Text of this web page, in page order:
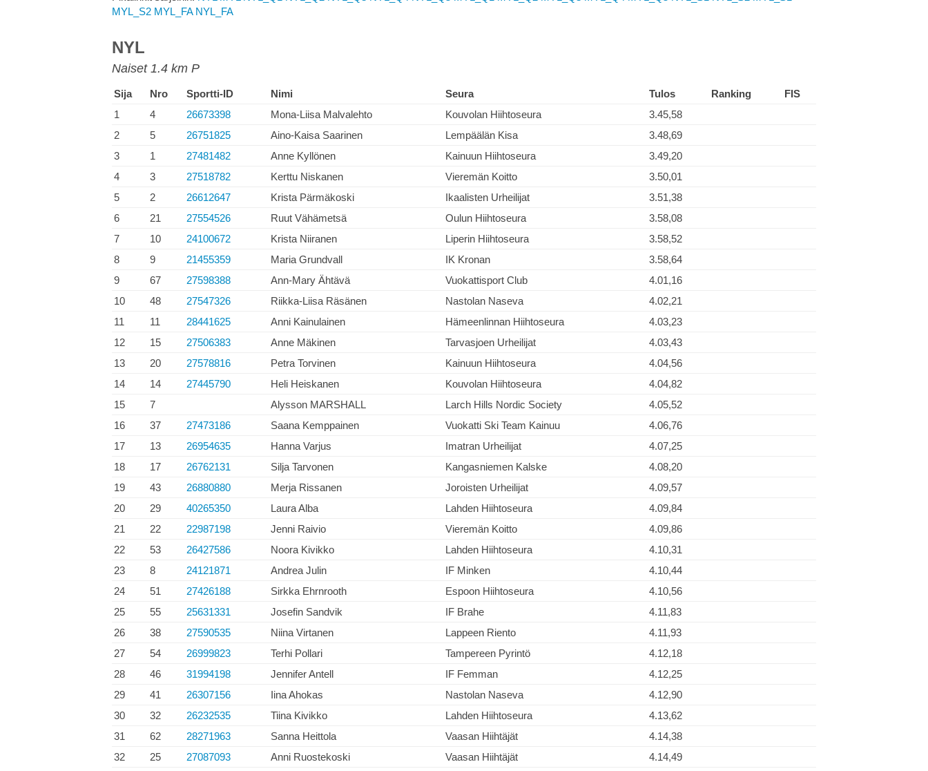
MYL_S2 MYL_FA NYL_FA
NYL
Naiset 1.4 km P
Sija Nro Sportti-ID Nimi Seura Tulos Ranking
FIS
1
4 26673398 Mona-Liisa Malvalehto Kouvolan Hiihtoseura
3.45,58
2
5 26751825 Aino-Kaisa Saarinen Lempäälän Kisa
3.48,69
3
1 27481482 Anne Kyllönen Kainuun Hiihtoseura
3.49,20
4
3 27518782 Kerttu Niskanen Vieremän Koitto
3.50,01
5
2 26612647 Krista Pärmäkoski Ikaalisten Urheilijat
3.51,38
6
21 27554526 Ruut Vähämetsä Oulun Hiihtoseura
3.58,08
7
10 24100672 Krista Niiranen Liperin Hiihtoseura
3.58,52
8
9 21455359 Maria Grundvall IK Kronan
3.58,64
9
67 27598388 Ann-Mary Ähtävä Vuokattisport Club
4.01,16
10
48 27547326 Riikka-Liisa Räsänen Nastolan Naseva
4.02,21
11
11 28441625 Anni Kainulainen Hämeenlinnan Hiihtoseura
4.03,23
12
15 27506383 Anne Mäkinen Tarvasjoen Urheilijat
4.03,43
13
20 27578816 Petra Torvinen Kainuun Hiihtoseura
4.04,56
14
14 27445790 Heli Heiskanen Kouvolan Hiihtoseura
4.04,82
15
7 Alysson MARSHALL Larch Hills Nordic Society
4.05,52
16
37 27473186 Saana Kemppainen Vuokatti Ski Team Kainuu
4.06,76
17
13 26954635 Hanna Varjus Imatran Urheilijat
4.07,25
18
17 26762131 Silja Tarvonen Kangasniemen Kalske
4.08,20
19
43 26880880 Merja Rissanen Joroisten Urheilijat
4.09,57
20
29 40265350 Laura Alba Lahden Hiihtoseura
4.09,84
21
22 22987198 Jenni Raivio Vieremän Koitto
4.09,86
22
53 26427586 Noora Kivikko Lahden Hiihtoseura
4.10,31
23
8 24121871 Andrea Julin IF Minken
4.10,44
24
51 27426188 Sirkka Ehrnrooth Espoon Hiihtoseura
4.10,56
25
55 25631331 Josefin Sandvik IF Brahe
4.11,83
26
38 27590535 Niina Virtanen Lappeen Riento
4.11,93
27
54 26999823 Terhi Pollari Tampereen Pyrintö
4.12,18
28
46 31994198 Jennifer Antell IF Femman
4.12,25
29
41 26307156 Iina Ahokas Nastolan Naseva
4.12,90
30
32 26232535 Tiina Kivikko Lahden Hiihtoseura
4.13,62
31
62 28271963 Sanna Heittola Vaasan Hiihtäjät
4.14,38
32
25 27087093 Anni Ruostekoski Vaasan Hiihtäjät
4.14,49